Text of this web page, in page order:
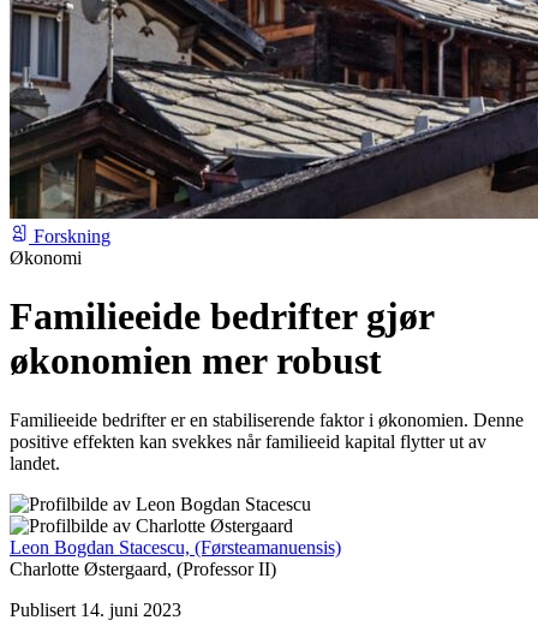
Forskning
Økonomi
Familieeide bedrifter gjør
økonomien mer robust
Familieeide bedrifter er en stabiliserende faktor i økonomien. Denne
positive effekten kan svekkes når familieeid kapital flytter ut av
landet.
Leon Bogdan Stacescu, (Førsteamanuensis)
Charlotte Østergaard, (Professor II)
Publisert 14. juni 2023